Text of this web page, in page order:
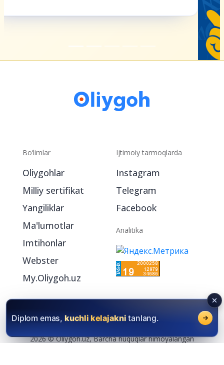
Bo‘limlar
Oliygohlar
Milliy sertifikat
Yangiliklar
Ma'lumotlar
Imtihonlar
Webster
My.Oliygoh.uz
Ijtimoiy tarmoqlarda
Instagram
Telegram
Facebook
Analitika
2026 © Oliygoh.uz, Barcha huquqlar himoyalangan
Diplom emas, kuchli kelajakni tanlang.